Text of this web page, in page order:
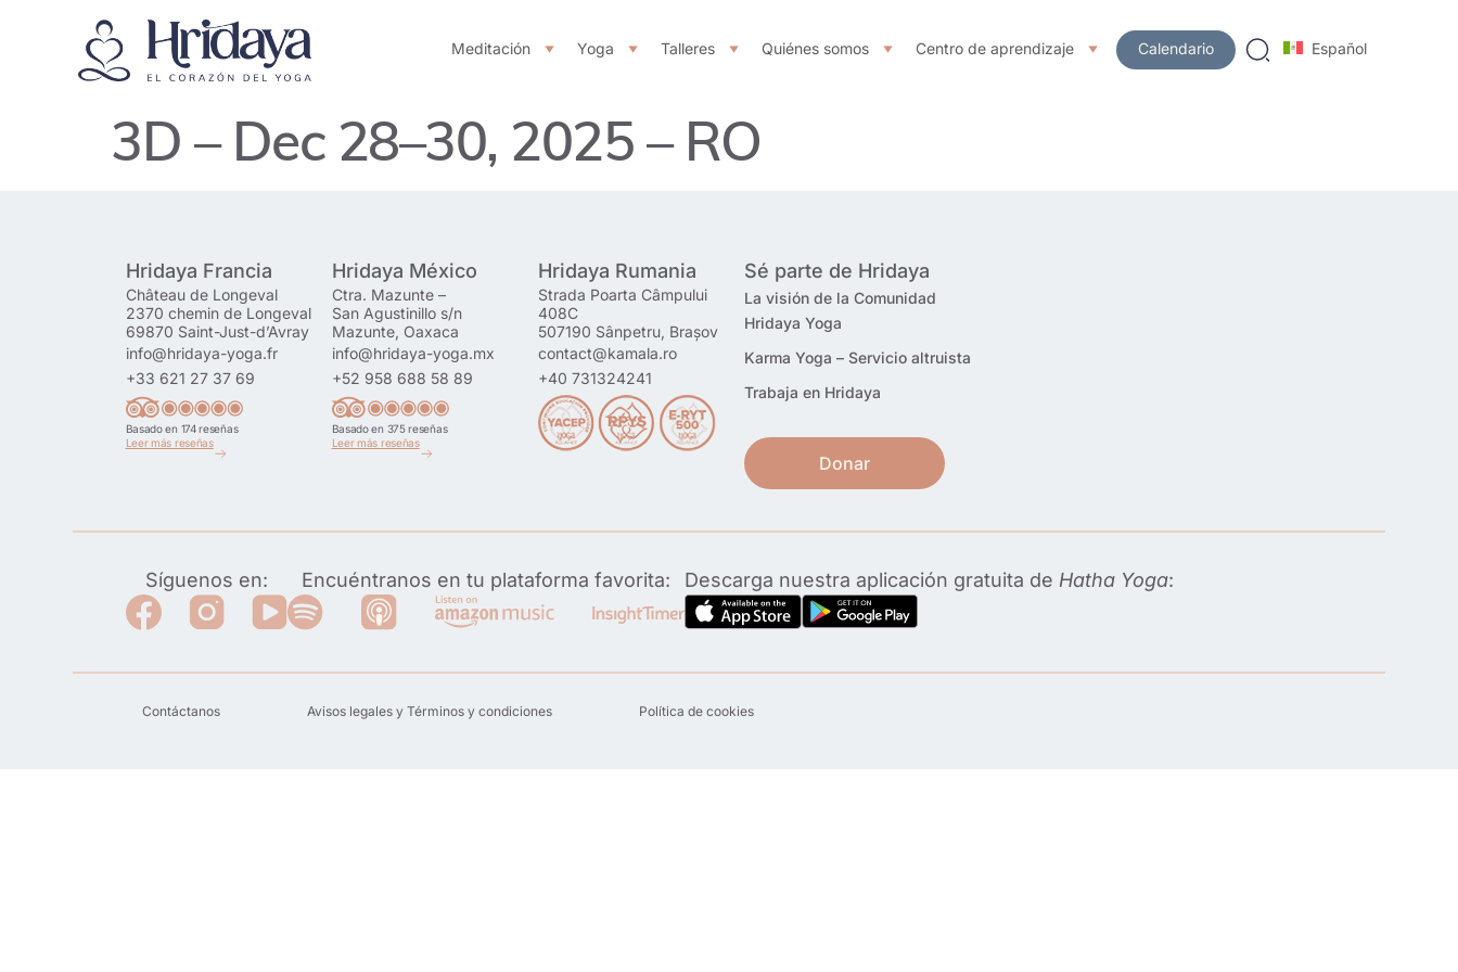
Meditación Yoga Talleres Quiénes somos Centro de aprendizaje Calendario Español
3D – Dec 28–30, 2025 – RO
Hridaya Francia
Château de Longeval
2370 chemin de Longeval
69870 Saint-Just-d’Avray
info@hridaya-yoga.fr
+33 621 27 37 69
Basado en 174 reseñas
Leer más reseñas
Hridaya México
Ctra. Mazunte –
San Agustinillo s/n
Mazunte, Oaxaca
info@hridaya-yoga.mx
+52 958 688 58 89
Basado en 375 reseñas
Leer más reseñas
Hridaya Rumania
Strada Poarta Câmpului
408C
507190 Sânpetru, Brașov
contact@kamala.ro
+40 731324241
Sé parte de Hridaya
La visión de la Comunidad
Hridaya Yoga
Karma Yoga – Servicio altruista
Trabaja en Hridaya
Donar
Síguenos en: Encuéntranos en tu plataforma favorita: Descarga nuestra aplicación gratuita de Hatha Yoga:
Contáctanos Avisos legales y Términos y condiciones Política de cookies